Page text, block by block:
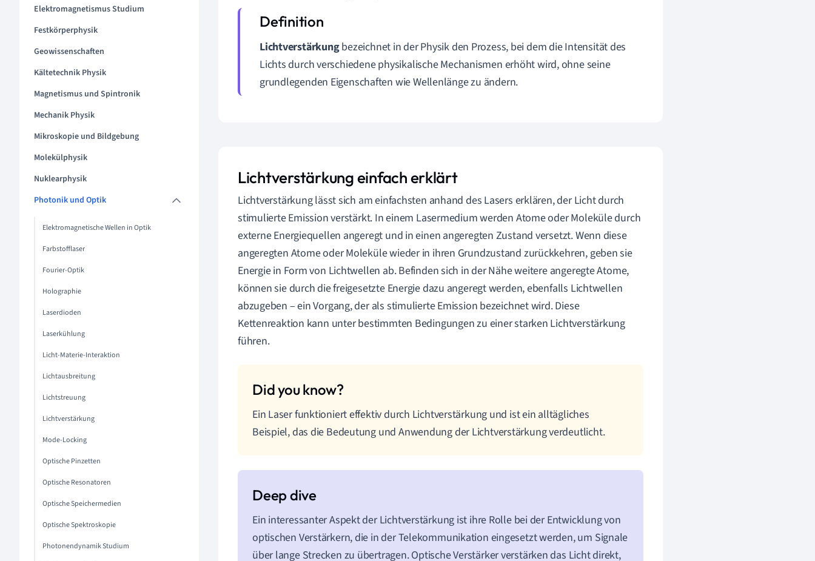
Elektromagnetismus Studium
Festkörperphysik
Geowissenschaften
Kältetechnik Physik
Magnetismus und Spintronik
Mechanik Physik
Mikroskopie und Bildgebung
Molekülphysik
Nuklearphysik
Photonik und Optik
Elektromagnetische Wellen in Optik
Farbstofflaser
Fourier-Optik
Holographie
Laserdioden
Laserkühlung
Licht-Materie-Interaktion
Lichtausbreitung
Lichtstreuung
Lichtverstärkung
Mode-Locking
Optische Pinzetten
Optische Resonatoren
Optische Speichermedien
Optische Spektroskopie
Photonendynamik Studium
Lichtverstärkungbezeichnet in der Physik den Prozess, bei dem die Intensität des
Lichts durch verschiedene physikalische Mechanismen erhöht wird, ohne seine
grundlegenden Eigenschaften wie Wellenlänge zu ändern.
Lichtverstärkung einfach erklärt
Lichtverstärkung lässt sich am einfachsten anhand des Lasers erklären, der Licht durch
stimulierte Emission verstärkt. In einem Lasermedium werden Atome oder Moleküle durch
externe Energiequellen angeregt und in einen angeregten Zustand versetzt. Wenn diese
angeregten Atome oder Moleküle wieder in ihren Grundzustand zurückkehren, geben sie
Energie in Form von Lichtwellen ab. Befinden sich in der Nähe weitere angeregte Atome,
können sie durch die freigesetzte Energie dazu angeregt werden, ebenfalls Lichtwellen
abzugeben – ein Vorgang, der als stimulierte Emission bezeichnet wird. Diese
Kettenreaktion kann unter bestimmten Bedingungen zu einer starken Lichtverstärkung
führen.
Ein Laser funktioniert effektiv durch Lichtverstärkung und ist ein alltägliches
Beispiel, das die Bedeutung und Anwendung der Lichtverstärkung verdeutlicht.
Ein interessanter Aspekt der Lichtverstärkung ist ihre Rolle bei der Entwicklung von
optischen Verstärkern, die in der Telekommunikation eingesetzt werden, um Signale
über lange Strecken zu übertragen. Optische Verstärker verstärken das Licht direkt,